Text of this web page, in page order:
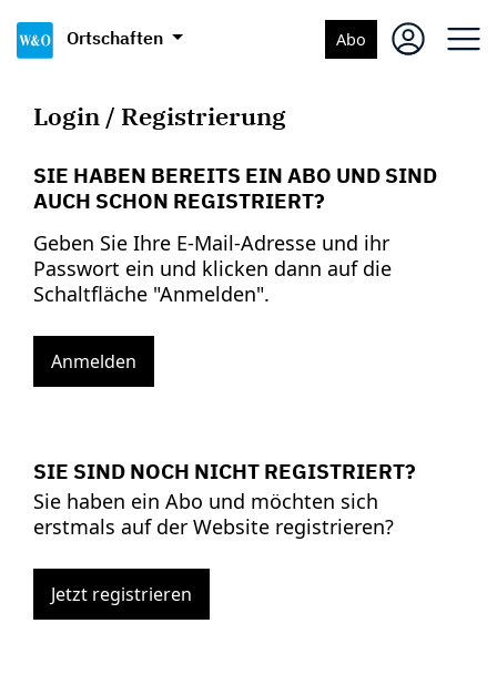
Ortschaften Abo
Login / Registrierung
SIE HABEN BEREITS EIN ABO UND SIND
AUCH SCHON REGISTRIERT?
Geben Sie Ihre E-Mail-Adresse und ihr
Passwort ein und klicken dann auf die
Schaltfläche "Anmelden".
Anmelden
SIE SIND NOCH NICHT REGISTRIERT?
Sie haben ein Abo und möchten sich
erstmals auf der Website registrieren?
Jetzt registrieren